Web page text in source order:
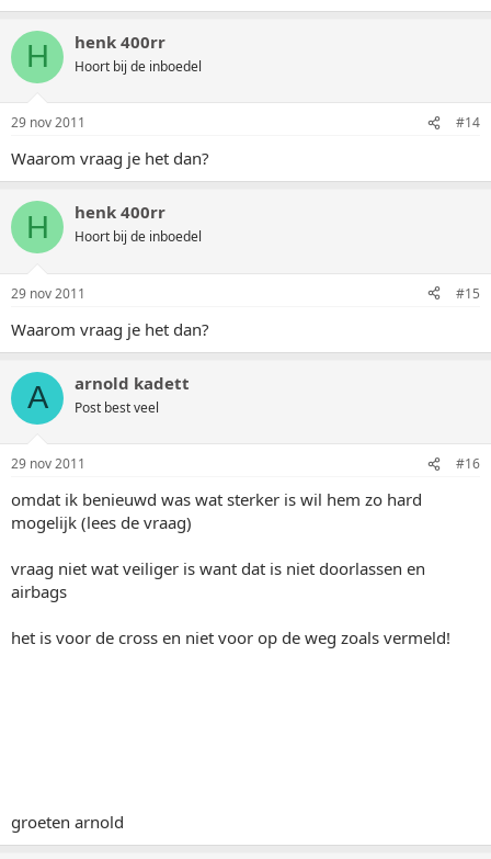
H henk 400rr
Hoort bij de inboedel
29 nov 2011 #14
Waarom vraag je het dan?
H henk 400rr
Hoort bij de inboedel
29 nov 2011 #15
Waarom vraag je het dan?
A arnold kadett
Post best veel
29 nov 2011 #16
omdat ik benieuwd was wat sterker is wil hem zo hard
mogelijk (lees de vraag)
vraag niet wat veiliger is want dat is niet doorlassen en
airbags
het is voor de cross en niet voor op de weg zoals vermeld!
groeten arnold